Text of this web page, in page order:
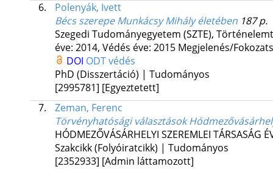
6.
Polenyák, Ivett
Bécs szerepe Munkácsy Mihály életében187 p.
Szegedi Tudományegyetem (SZTE),
éve: 2014, Védés éve: 2015 Megjelenés/
DOI ODT védés
PhD (Disszertáció) | Tudományos
[2995781] [Egyeztetett]
7.
Zeman, Ferenc
Törvényhatósági választások
HÓDMEZŐVÁSÁRHELYI SZEREMLEI TÁRSASÁG
Szakcikk (Folyóiratcikk) | Tudományos
[2352933] [Admin láttamozott]